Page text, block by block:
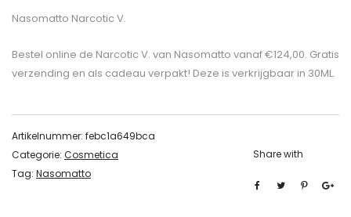
Nasomatto Narcotic V.
Bestel online de Narcotic V. van Nasomatto vanaf €124,00. Gratis
verzending en als cadeau verpakt! Deze is verkrijgbaar in 30ML.
Artikelnummer: febc1a649bca
Categorie: Cosmetica
Tag: Nasomatto
Share with